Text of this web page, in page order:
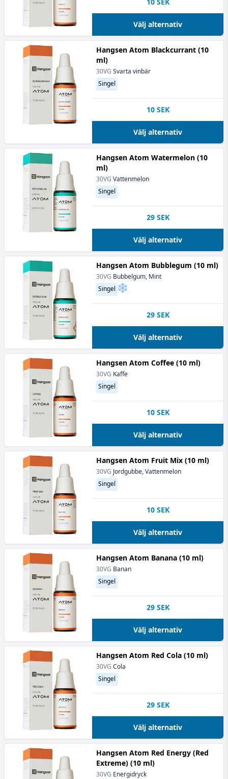
Välj alternativ
Hangsen Atom Blackcurrant (10
ml)
30VG Svarta vinbär
Singel
10 SEK
Välj alternativ
Hangsen Atom Watermelon (10
ml)
30VG Vattenmelon
Singel
29 SEK
Välj alternativ
Hangsen Atom Bubblegum (10 ml)
30VG Bubbelgum, Mint
Singel
29 SEK
Välj alternativ
Hangsen Atom Coffee (10 ml)
30VG Kaffe
Singel
10 SEK
Välj alternativ
Hangsen Atom Fruit Mix (10 ml)
30VG Jordgubbe, Vattenmelon
Singel
10 SEK
Välj alternativ
Hangsen Atom Banana (10 ml)
30VG Banan
Singel
29 SEK
Välj alternativ
Hangsen Atom Red Cola (10 ml)
30VG Cola
Singel
29 SEK
Välj alternativ
Hangsen Atom Red Energy (Red
Extreme) (10 ml)
30VG Energidryck